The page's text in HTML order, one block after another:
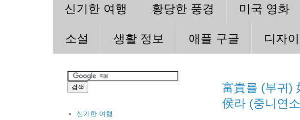
신기한 여행 황당한 풍경 미국 영화
소설 생활 정보 애플 구글 디자
富貴를 (부귀)
侯라 (중니연
신기한 여행